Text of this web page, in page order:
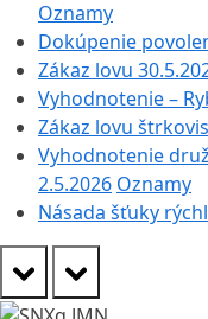
Oznamy
Dokúpenie
Zákaz lovu
Vyhodnotenie –
Zákaz lovu
Vyhodnotenie
2.5.2026 Oznamy
Násada šťuky
prev next